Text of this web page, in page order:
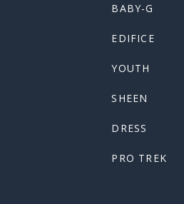
BABY-G
EDIFICE
YOUTH
SHEEN
DRESS
PRO TREK